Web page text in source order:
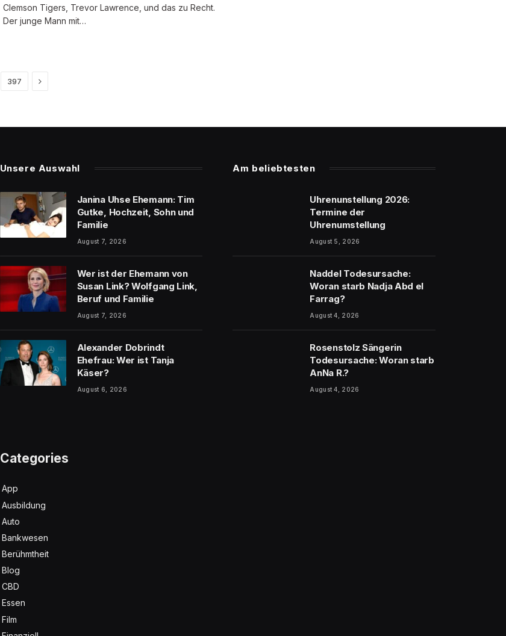
Clemson Tigers, Trevor Lawrence, und das zu Recht.
Der junge Mann mit…
397 Next
Unsere Auswahl
Janina Uhse Ehemann: Tim
Gutke, Hochzeit, Sohn und
Familie
August 7, 2026
Wer ist der Ehemann von
Susan Link? Wolfgang Link,
Beruf und Familie
August 7, 2026
Alexander Dobrindt
Ehefrau: Wer ist Tanja
Käser?
August 6, 2026
Am beliebtesten
Uhrenunstellung 2026:
Termine der
Uhrenumstellung
August 5, 2026
Naddel Todesursache:
Woran starb Nadja Abd el
Farrag?
August 4, 2026
Rosenstolz Sängerin
Todesursache: Woran starb
AnNa R.?
August 4, 2026
Categories
App
Ausbildung
Auto
Bankwesen
Berühmtheit
Blog
CBD
Essen
Film